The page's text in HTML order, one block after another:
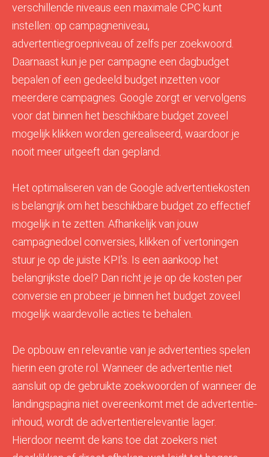
verschillende niveaus een maximale CPC kunt
instellen: op campagneniveau,
advertentiegroepniveau of zelfs per zoekwoord.
Daarnaast kun je per campagne een dagbudget
bepalen of een gedeeld budget inzetten voor
meerdere campagnes. Google zorgt er vervolgens
voor dat binnen het beschikbare budget zoveel
mogelijk klikken worden gerealiseerd, waardoor je
nooit meer uitgeeft dan gepland.
Het optimaliseren van de Google advertentiekosten
is belangrijk om het beschikbare budget zo effectief
mogelijk in te zetten. Afhankelijk van jouw
campagnedoel conversies, klikken of vertoningen
stuur je op de juiste KPI’s. Is een aankoop het
belangrijkste doel? Dan richt je je op de kosten per
conversie en probeer je binnen het budget zoveel
mogelijk waardevolle acties te behalen.
De opbouw en relevantie van je advertenties spelen
hierin een grote rol. Wanneer de advertentie niet
aansluit op de gebruikte zoekwoorden of wanneer de
landingspagina niet overeenkomt met de advertentie-
inhoud, wordt de advertentierelevantie lager.
Hierdoor neemt de kans toe dat zoekers niet